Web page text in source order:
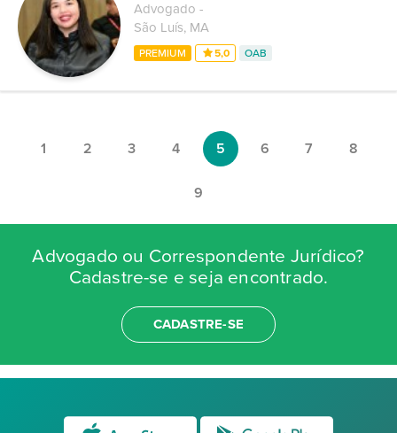
Advogado -
São Luís, MA
PREMIUM 5,0 OAB
1 2 3 4 5 6 7 8
9
Advogado ou Correspondente Jurídico?
Cadastre-se e seja encontrado.
CADASTRE-SE